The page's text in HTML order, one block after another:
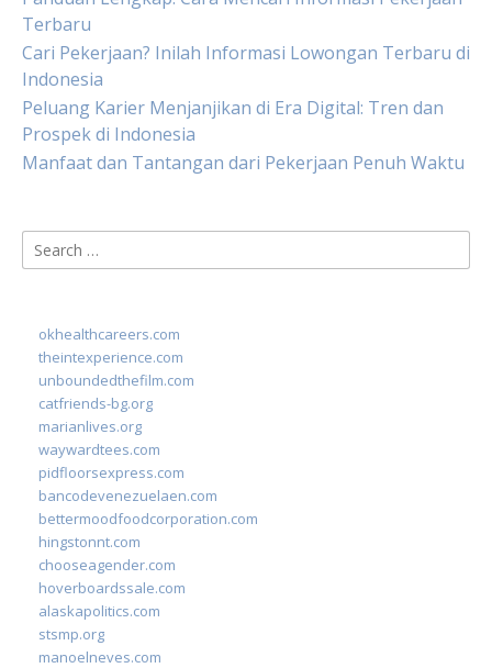
Terbaru
Cari Pekerjaan? Inilah Informasi Lowongan Terbaru di
Indonesia
Peluang Karier Menjanjikan di Era Digital: Tren dan
Prospek di Indonesia
Manfaat dan Tantangan dari Pekerjaan Penuh Waktu
Search
for:
okhealthcareers.com
theintexperience.com
unboundedthefilm.com
catfriends-bg.org
marianlives.org
waywardtees.com
pidfloorsexpress.com
bancodevenezuelaen.com
bettermoodfoodcorporation.com
hingstonnt.com
chooseagender.com
hoverboardssale.com
alaskapolitics.com
stsmp.org
manoelneves.com